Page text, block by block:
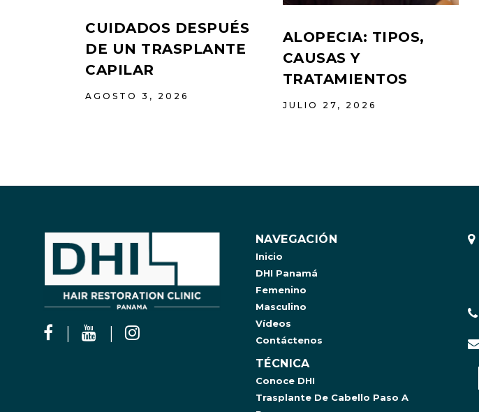
CUIDADOS DESPUÉS
DE UN TRASPLANTE
CAPILAR
AGOSTO 3, 2026
ALOPECIA: TIPOS,
CAUSAS Y
TRATAMIENTOS
JULIO 27, 2026
NAVEGACIÓN
Inicio
DHI Panamá
Femenino
Masculino
Vídeos
Contáctenos
TÉCNICA
Conoce DHI
Trasplante De Cabello Paso A